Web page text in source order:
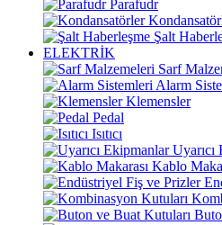
Parafudr
Şalt
ELEKTRİK
Sarf
Alarm
Klemensler
Pedal
Isıtıcı
Uyarıcı
Kablo